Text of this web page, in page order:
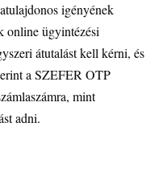
igényének
online ügyintézési
átutalást kell kérni, és
a SZEFER OTP
mint
adni.